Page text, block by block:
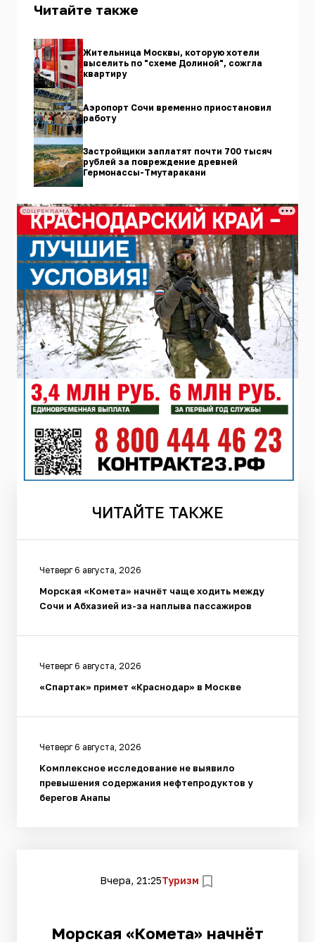
Читайте также
Жительница Москвы, которую хотели
выселить по "схеме Долиной", сожгла
квартиру
Аэропорт Сочи временно приостановил
работу
Застройщики заплатят почти 700 тысяч
рублей за повреждение древней
Гермонассы-Тмутаракани
СОЦРЕКЛАМА
ЧИТАЙТЕ ТАКЖЕ
Четверг 6 августа, 2026
Морская «Комета» начнёт чаще ходить между
Сочи и Абхазией из-за наплыва пассажиров
Четверг 6 августа, 2026
«Спартак» примет «Краснодар» в Москве
Четверг 6 августа, 2026
Комплексное исследование не выявило
превышения содержания нефтепродуктов у
берегов Анапы
Вчера, 21:25Туризм
Морская «Комета» начнёт